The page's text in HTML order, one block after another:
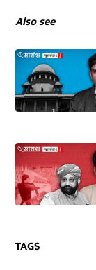
Also see
TAGS